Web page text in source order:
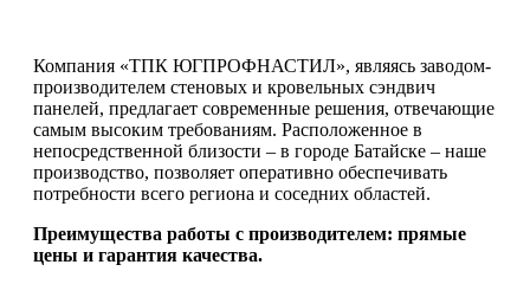
Компания «ТПК ЮГПРОФНАСТИЛ», являясь заводом-
производителем стеновых и кровельных сэндвич
панелей, предлагает современные решения, отвечающие
самым высоким требованиям. Расположенное в
непосредственной близости – в городе Батайске – наше
производство, позволяет оперативно обеспечивать
потребности всего региона и соседних областей.
Преимущества работы с производителем: прямые
цены и гарантия качества.